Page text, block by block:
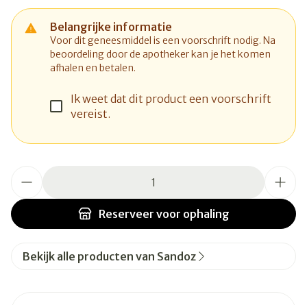
Belangrijke informatie
Voor dit geneesmiddel is een voorschrift nodig. Na
beoordeling door de apotheker kan je het komen
afhalen en betalen.
Ik weet dat dit product een voorschrift
vereist.
Reserveer voor ophaling
Bekijk alle producten van Sandoz